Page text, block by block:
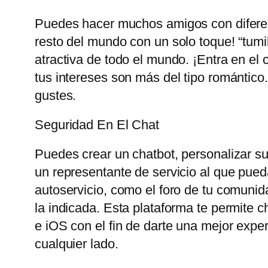
Puedes hacer muchos amigos con
resto del mundo con un solo toque!
atractiva de todo el mundo. ¡Entra en
tus intereses son más del tipo
gustes.
Seguridad En El Chat
Puedes crear un chatbot, personalizar
un representante de servicio al que
autoservicio, como el foro de tu
la indicada. Esta plataforma te permite
e iOS con el fin de darte una mejor
cualquier lado.